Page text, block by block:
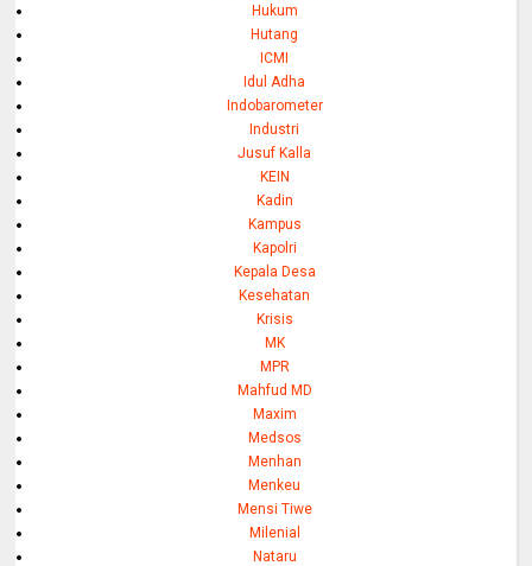
Hukum
Hutang
ICMI
Idul Adha
Indobarometer
Industri
Jusuf Kalla
KEIN
Kadin
Kampus
Kapolri
Kepala Desa
Kesehatan
Krisis
MK
MPR
Mahfud MD
Maxim
Medsos
Menhan
Menkeu
Mensi Tiwe
Milenial
Nataru